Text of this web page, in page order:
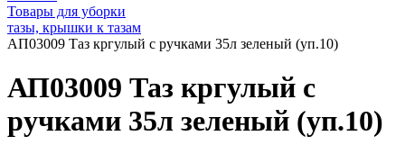
Товары для уборки
тазы, крышки к тазам
АП03009 Таз кргулый с ручками 35л зеленый (уп.10)
АП03009 Таз кргулый с
ручками 35л зеленый (уп.10)